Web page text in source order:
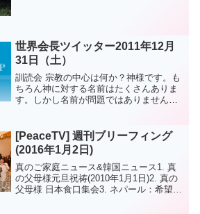
世界会長ツイッター2011年12月
31日（土）
訓読会 宗教の中心は何か？神様です。も
ちろん神に対する名前はたくさんありま
す。しかし名前が問題ではありません。
なる時、各国で言語が違うため表示する
名詞は違いますがその本...
[PeaceTV] 週刊ブリーフィング
(2016年1月2日)
真のご家庭ニュース&韓国ニュース1. 真
の父母様元旦祝祷(2010年1月1日)2. 真の
父母様 日本食口集会3. ネパール：希望の